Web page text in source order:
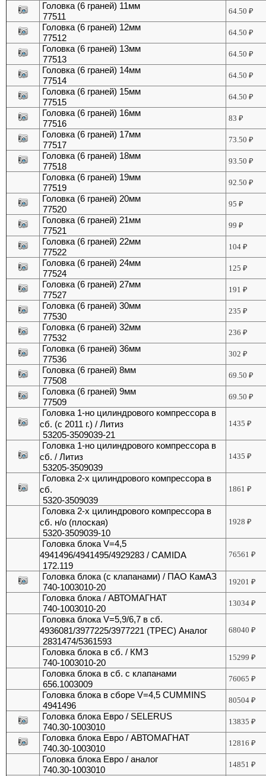
Головка (6 граней) 11мм
77511
64.50₽
Головка (6 граней) 12мм
77512
64.50₽
Головка (6 граней) 13мм
77513
64.50₽
Головка (6 граней) 14мм
77514
64.50₽
Головка (6 граней) 15мм
77515
64.50₽
Головка (6 граней) 16мм
77516
83₽
Головка (6 граней) 17мм
77517
73.50₽
Головка (6 граней) 18мм
77518
93.50₽
Головка (6 граней) 19мм
77519
92.50₽
Головка (6 граней) 20мм
77520
95₽
Головка (6 граней) 21мм
77521
99₽
Головка (6 граней) 22мм
77522
104₽
Головка (6 граней) 24мм
77524
125₽
Головка (6 граней) 27мм
77527
191₽
Головка (6 граней) 30мм
77530
235₽
Головка (6 граней) 32мм
77532
236₽
Головка (6 граней) 36мм
77536
302₽
Головка (6 граней) 8мм
77508
69.50₽
Головка (6 граней) 9мм
77509
69.50₽
Головка 1-но цилиндрового компрессора в
сб. (с 2011 г.) / Литиз
53205-3509039-21
1435₽
Головка 1-но цилиндрового компрессора в
сб. / Литиз
53205-3509039
1435₽
Головка 2-х цилиндрового компрессора в
сб.
5320-3509039
1861₽
Головка 2-х цилиндрового компрессора в
сб. н/о (плоская)
5320-3509039-10
1928₽
Головка блока V=4,5
4941496/4941495/4929283 / CAMIDA
172.119
76561₽
Головка блока (с клапанами) / ПАО КамАЗ
740-1003010-20
19201₽
Головка блока / АВТОМАГНАТ
740-1003010-20
13034₽
Головка блока V=5,9/6,7 в сб.
4936081/3977225/3977221 (ТРЕС) Аналог
2831474/5361593
68040₽
Головка блока в сб. / КМЗ
740-1003010-20
15299₽
Головка блока в сб. с клапанами
656.1003009
76065₽
Головка блока в сборе V=4,5 CUMMINS
4941496
80504₽
Головка блока Евро / SELERUS
740.30-1003010
13835₽
Головка блока Евро / АВТОМАГНАТ
740.30-1003010
12816₽
Головка блока Евро / аналог
740.30-1003010
14851₽